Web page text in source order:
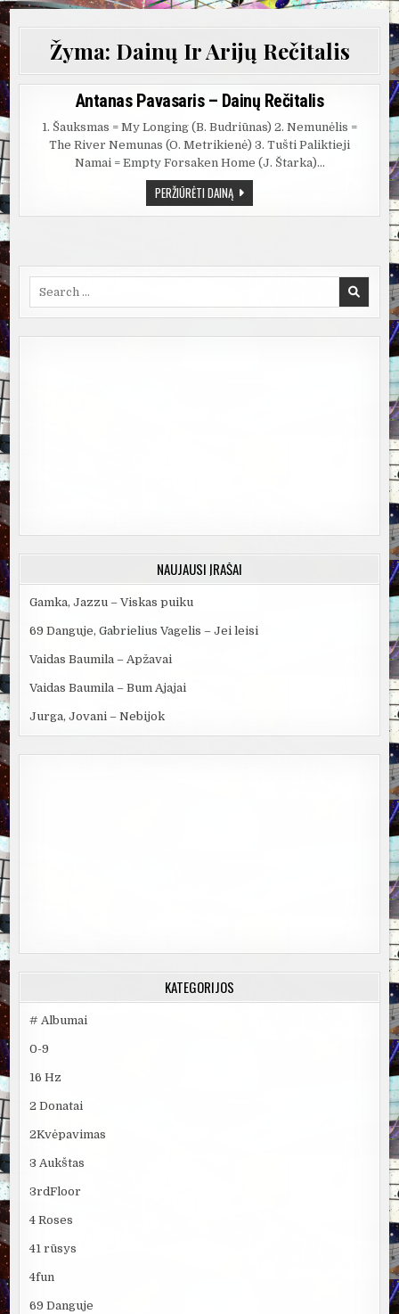
Žyma: Dainų Ir Arijų Rečitalis
Antanas Pavasaris – Dainų Rečitalis
1. Šauksmas = My Longing (B. Budriūnas) 2. Nemunėlis =
The River Nemunas (O. Metrikienė) 3. Tušti Paliktieji
Namai = Empty Forsaken Home (J. Štarka)…
PERŽIŪRĖTI DAINĄANTANAS
PAVASARIS
–
NAUJAUSI ĮRAŠAI
Gamka, Jazzu – Viskas puiku
69 Danguje, Gabrielius Vagelis – Jei leisi
Vaidas Baumila – Apžavai
Vaidas Baumila – Bum Ajajai
Jurga, Jovani – Nebijok
KATEGORIJOS
# Albumai
0-9
16 Hz
2 Donatai
2Kvėpavimas
3 Aukštas
3rdFloor
4 Roses
41 rūsys
4fun
69 Danguje